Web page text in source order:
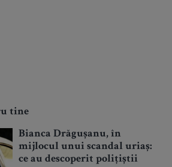
tine
Bianca Drăgușanu, în
mijlocul unui scandal uriaș:
ce au descoperit polițiștii